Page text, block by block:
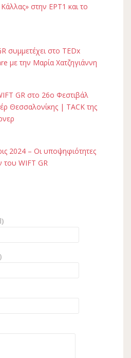
στην ΕΡΤ1 και το
συμμετέχει στο TEDx
με την Μαρία Χατζηγιάννη
GR στο 26ο Φεστιβάλ
Θεσσαλονίκης | TACK της
2024 – Οι υποψηφιότητες
WIFT GR